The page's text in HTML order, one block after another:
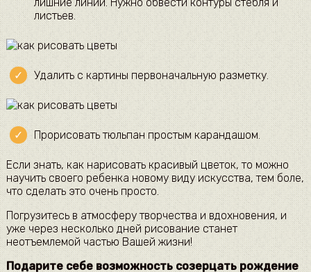
листьев.
Удалить с картины первоначальную разметку.
Прорисовать тюльпан простым карандашом.
Если знать, как нарисовать красивый цветок, то можно
научить своего ребенка новому виду искусства, тем боле,
что сделать это очень просто.
Погрузитесь в атмосферу творчества и вдохновения, и
уже через несколько дней рисование станет
неотъемлемой частью Вашей жизни!
Подарите себе возможность созерцать рождение